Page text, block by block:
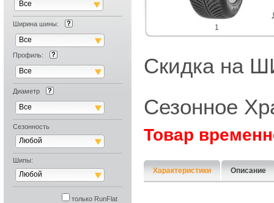
Все
Ширина шины:
Все
Профиль:
Все
Диаметр
Все
Сезонность
Любой
Шипы:
Любой
только RunFlat
1
Скидка на
Сезонное
Товар
Характеристики Описание